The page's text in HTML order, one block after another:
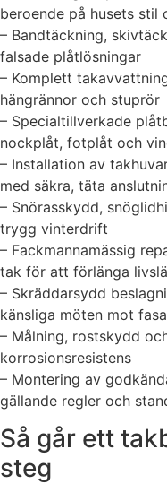
beroende på husets stil
– Bandtäckning,
falsade plåtlösningar
– Komplett
hängrännor och stuprör
– Specialtillverkade
nockplåt, fotplåt och
– Installation av
med säkra, täta
– Snörasskydd,
trygg vinterdrift
– Fackmannamässig
tak för att förlänga
– Skräddarsydd
känsliga möten mot
– Målning, rostskydd
korrosionsresistens
– Montering av
gällande regler och
Så går ett
steg